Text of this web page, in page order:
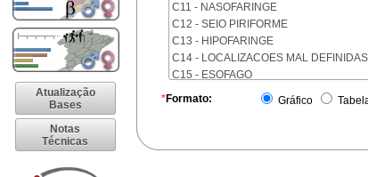
Atualização
Bases
Notas
Técnicas
C11 - NASOFARINGE
C12 - SEIO PIRIFORME
C13 - HIPOFARINGE
C14 - LOCALIZACOES MAL
C15 - ESOFAGO
*Formato: Gráfico